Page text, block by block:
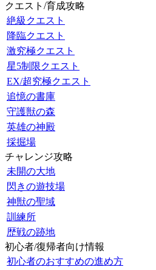
クエスト/育成攻略
絶級クエスト
降臨クエスト
激究極クエスト
星5制限クエスト
EX/超究極クエスト
追憶の書庫
守護獣の森
英雄の神殿
採掘場
チャレンジ攻略
未開の大地
閃きの遊技場
神獣の聖域
訓練所
歴戦の跡地
初心者/復帰者向け情報
初心者のおすすめの進め方